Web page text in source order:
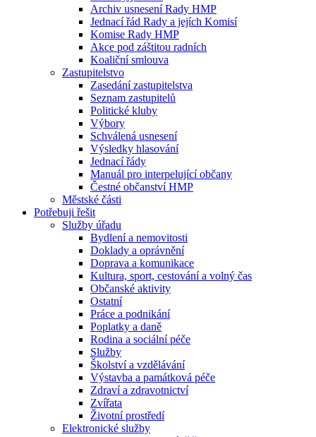
Archiv usnesení Rady HMP
Jednací řád Rady a jejích Komisí
Komise Rady HMP
Akce pod záštitou radních
Koaliční smlouva
Zastupitelstvo
Zasedání zastupitelstva
Seznam zastupitelů
Politické kluby
Výbory
Schválená usnesení
Výsledky hlasování
Jednací řády
Manuál pro interpelující občany
Čestné občanství HMP
Městské části
Potřebuji řešit
Služby úřadu
Bydlení a nemovitosti
Doklady a oprávnění
Doprava a komunikace
Kultura, sport, cestování a volný čas
Občanské aktivity
Ostatní
Práce a podnikání
Poplatky a daně
Rodina a sociální péče
Služby
Školství a vzdělávání
Výstavba a památková péče
Zdraví a zdravotnictví
Zvířata
Životní prostředí
Elektronické služby